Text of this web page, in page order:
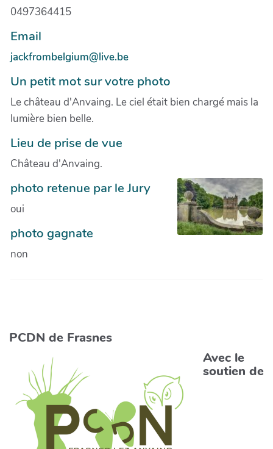
0497364415
Email
jackfrombelgium@live.be
Un petit mot sur votre photo
Le château d'Anvaing. Le ciel était bien chargé mais la
lumière bien belle.
Lieu de prise de vue
Château d'Anvaing.
photo retenue par le Jury
oui
photo gagnate
non
PCDN de Frasnes
Avec le
soutien de